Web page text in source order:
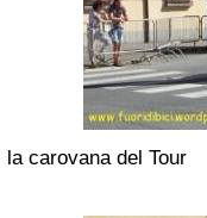
la carovana del Tour